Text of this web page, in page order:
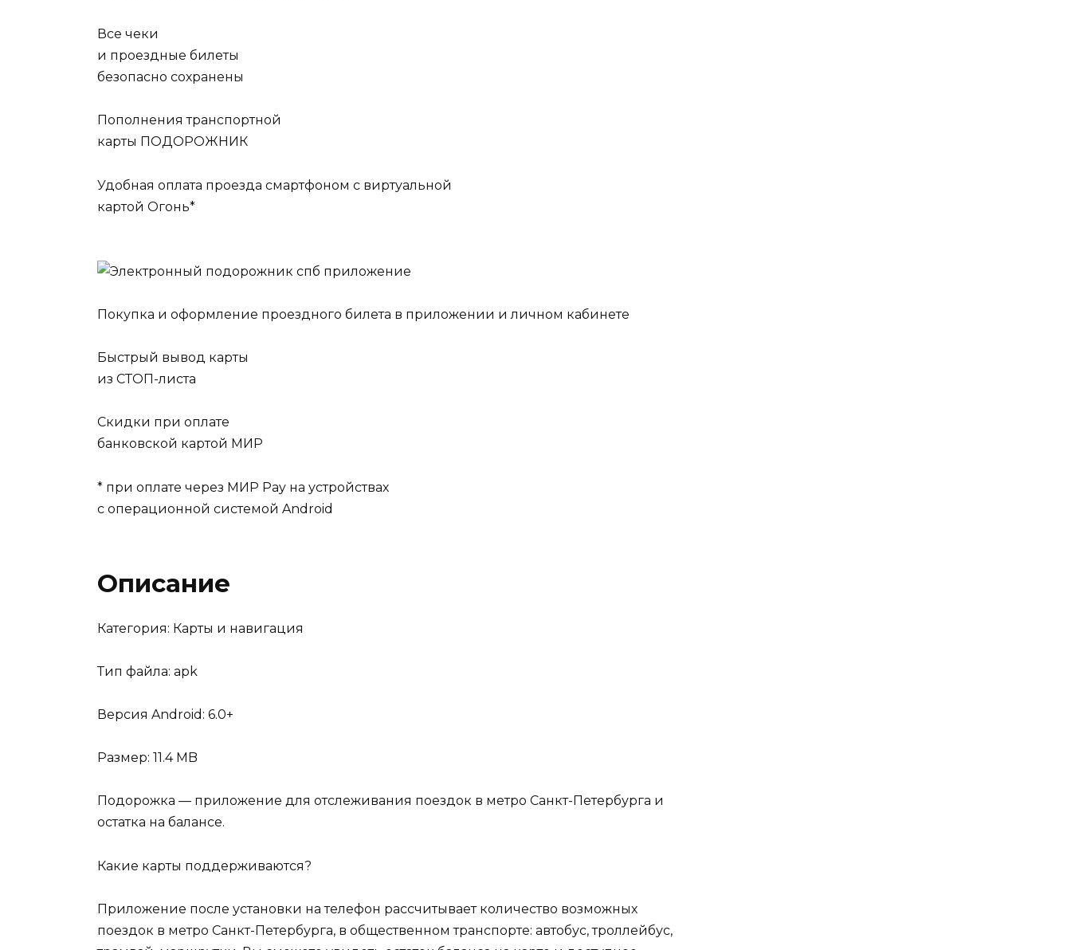
Все чеки
и проездные билеты
безопасно сохранены
Пополнения транспортной
карты ПОДОРОЖНИК
Удобная оплата проезда смартфоном с виртуальной
картой Огонь*
Покупка и оформление проездного билета в приложении и личном кабинете
Быстрый вывод карты
из СТОП-листа
Скидки при оплате
банковской картой МИР
* при оплате через МИР Pay на устройствах
с операционной системой Android
Описание
Категория: Карты и навигация
Тип файла: apk
Версия Android: 6.0+
Размер: 11.4 MB
Подорожка — приложение для отслеживания поездок в метро Санкт-Петербурга и
остатка на балансе.
Какие карты поддерживаются?
Приложение после установки на телефон рассчитывает количество возможных
поездок в метро Санкт-Петербурга, в общественном транспорте: автобус, троллейбус,